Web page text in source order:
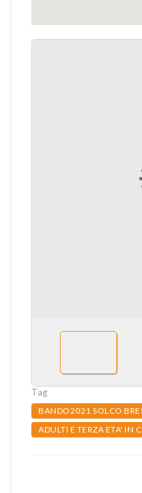
Tag
BANDO2021 SOLCO
ADULTI E TERZA ETA' IN